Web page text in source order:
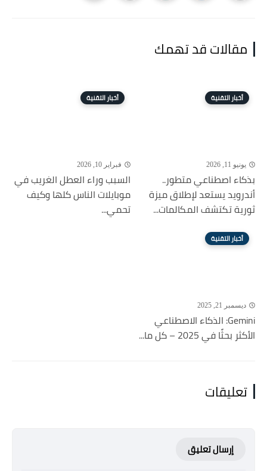
مقالات قد تهمك
أخبار التقنية
يونيو 11, 2026
بذكاء اصطناعي متطور..
أندرويد يستعد لإطلاق ميزة
ثورية تكتشف المكالمات...
أخبار التقنية
فبراير 10, 2026
السبب وراء العطل الغريب في
موبايلات الناس كلها وكيف
تحمي...
أخبار التقنية
ديسمبر 21, 2025
Gemini: الذكاء الاصطناعي
الأكثر بحثًا في 2025 – كل ما...
تعليقات
إرسال تعليق